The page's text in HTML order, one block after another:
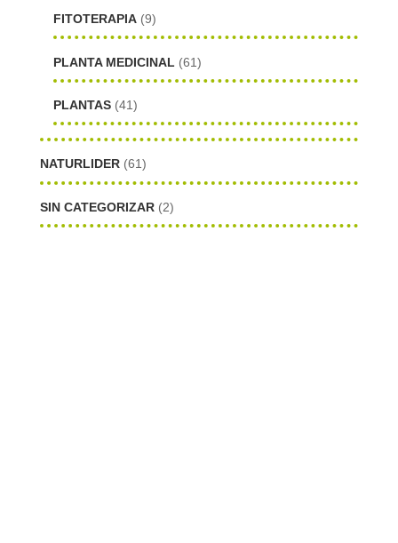
FITOTERAPIA (9)
PLANTA MEDICINAL (61)
PLANTAS (41)
NATURLIDER (61)
SIN CATEGORIZAR (2)